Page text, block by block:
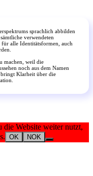
sprachlich abbilden
verwendeten
für alle Identitätsformen, auch
machen, weil die
noch aus dem Namen
Klarheit über die
die Website weiter nutzt,
OK NOK